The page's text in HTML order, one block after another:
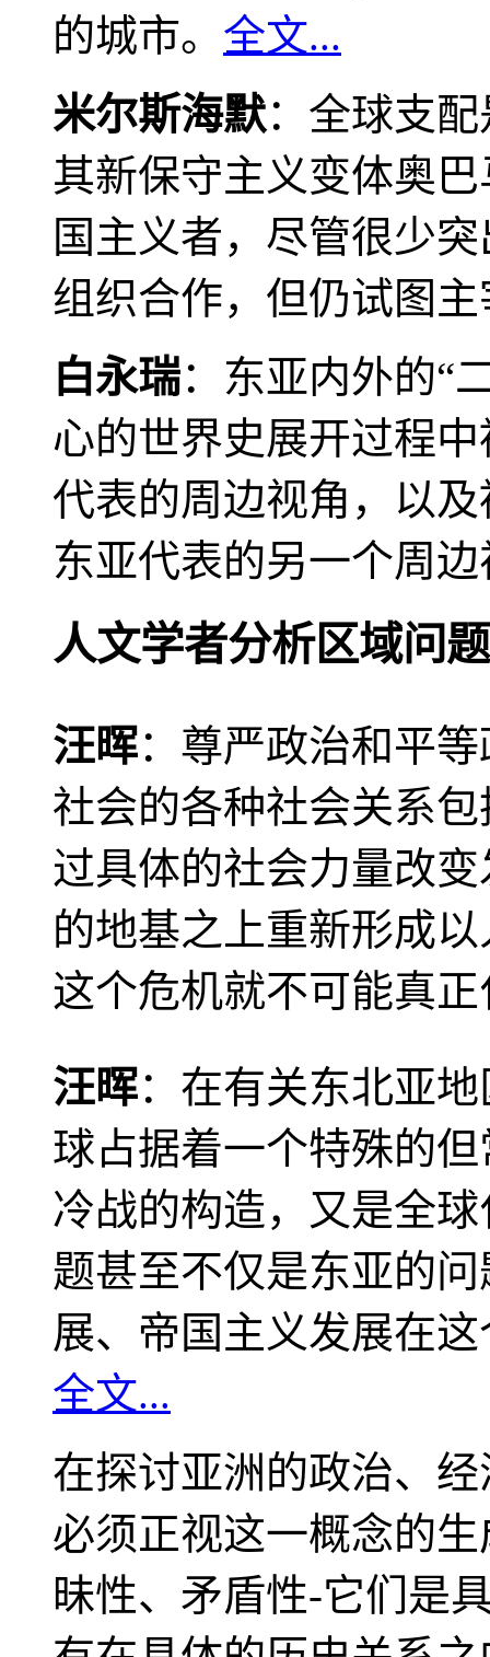
的城市。 全文...
米尔斯海默：全球支
其新保守主义变体奥
国主义者，尽管很少
组织合作，但仍试图
白永瑞：东亚内外的“
心的世界史展开过程
代表的周边视角，以
东亚代表的另一个周
人文学者分析区域问题
汪晖：尊严政治和平
社会的各种社会关系
过具体的社会力量改
的地基之上重新形成
这个危机就不可能真
汪晖：在有关东北亚
球占据着一个特殊的
冷战的构造，又是全
题甚至不仅是东亚的
展、帝国主义发展在
全文...
在探讨亚洲的政治、
必须正视这一概念的
昧性、矛盾性-它们是